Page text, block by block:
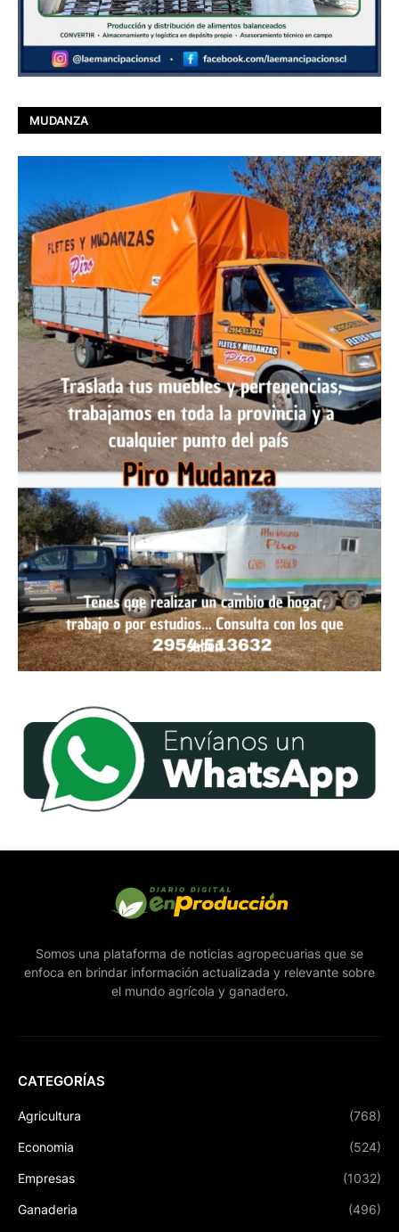
MUDANZA
Somos una plataforma de noticias agropecuarias que se
enfoca en brindar información actualizada y relevante sobre
el mundo agrícola y ganadero.
CATEGORÍAS
Agricultura (768)
Economia (524)
Empresas (1032)
Ganaderia (496)